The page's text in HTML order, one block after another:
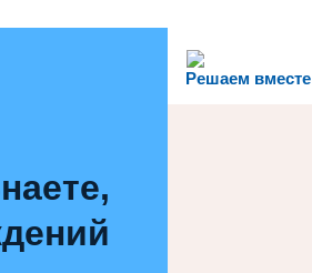
Решаем вместе